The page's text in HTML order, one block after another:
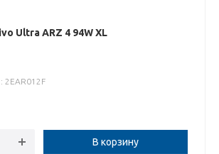
Ultra ARZ 4 94W XL
2EAR012F
В корзину